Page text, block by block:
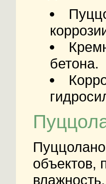
бетона.
объектов,